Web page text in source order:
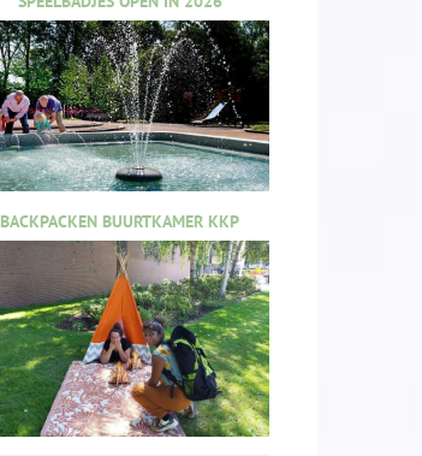
BACKPACKEN BUURTKAMER KKP